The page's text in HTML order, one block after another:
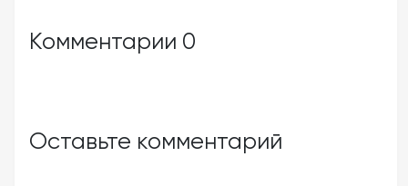
Комментарии 0
Оставьте комментарий